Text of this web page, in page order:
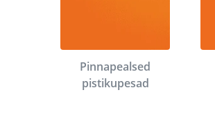
Pinnapealsed
pistikupesad